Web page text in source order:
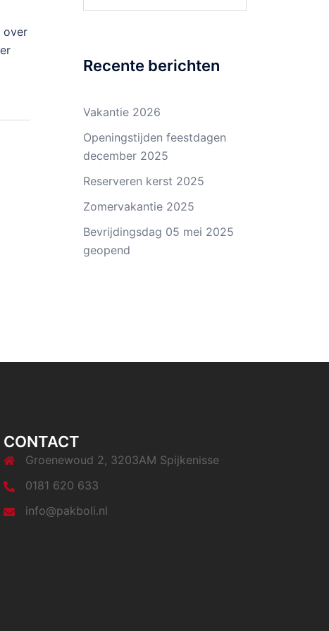
over
Recente berichten
Vakantie 2026
Openingstijden feestdagen
december 2025
Reserveren kerst 2025
Zomervakantie 2025
Bevrijdingsdag 05 mei 2025
geopend
CONTACT
Groenewoud 2, 3203AM Spijkenisse
0181 620 633
info@pakboli.nl